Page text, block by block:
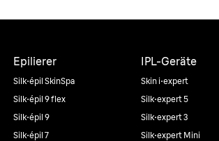
Epilierer
Silk·épil SkinSpa
Silk·épil 9 flex
Silk·épil 9
Silk·épil 7
IPL-Geräte
Skin i·expert
Silk·expert 5
Silk·expert 3
Silk·expert Mini